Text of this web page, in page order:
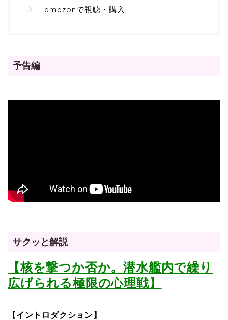
amazonで視聴・購入
予告編
サクッと解説
【核を撃つか否か。潜水艦内で繰り
広げられる極限の心理戦】
【イントロダクション】